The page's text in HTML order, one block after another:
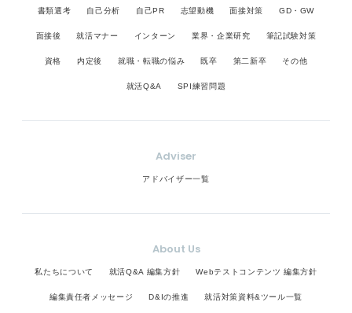
書類選考 自己分析 自己PR 志望動機 面接対策 GD・GW
面接後 就活マナー インターン 業界・企業研究 筆記試験対策
資格 内定後 就職・転職の悩み 既卒 第二新卒 その他
就活Q&A SPI練習問題
Adviser
アドバイザー一覧
About Us
私たちについて 就活Q&A 編集方針 Webテストコンテンツ 編集方針
編集責任者メッセージ D&Iの推進 就活対策資料&ツール一覧